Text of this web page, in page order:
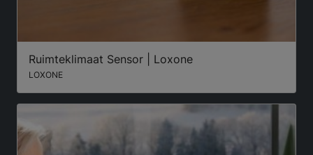
Ruimteklimaat Sensor | Loxone
LOXONE